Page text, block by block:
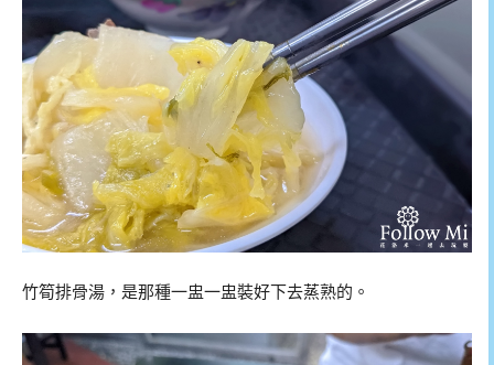
竹筍排骨湯，是那種一盅一盅裝好下去蒸熟的。